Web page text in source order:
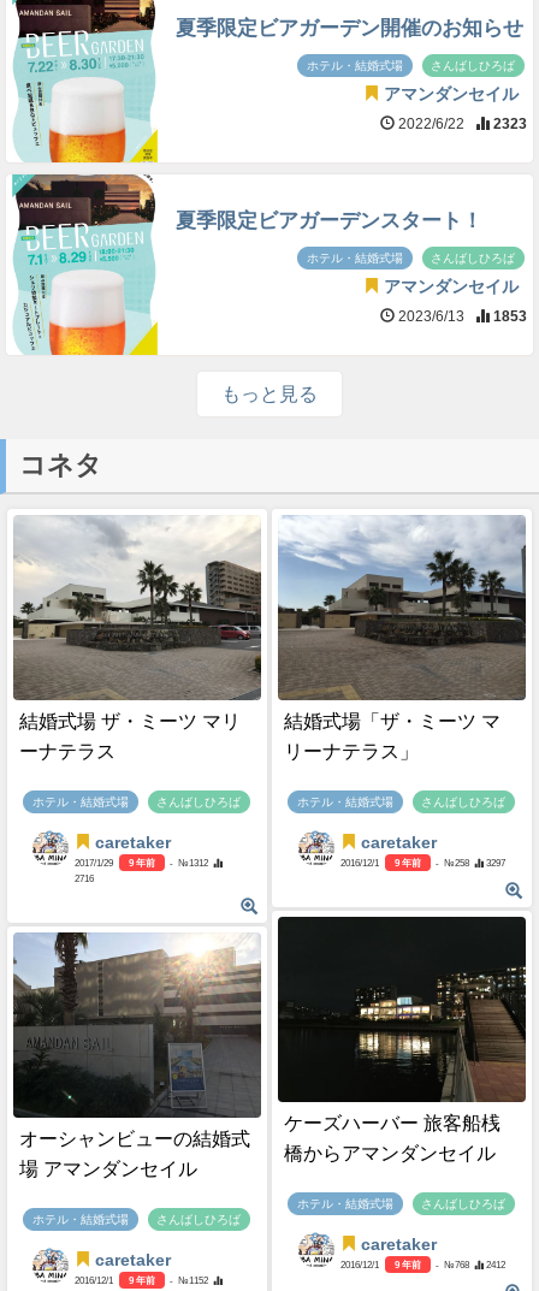
夏季限定ビアガーデン開催のお知らせ
ホテル・結婚式場 さんばしひろば
アマンダンセイル
2022/6/22 2323
夏季限定ビアガーデンスタート！
ホテル・結婚式場 さんばしひろば
アマンダンセイル
2023/6/13 1853
もっと見る
コネタ
結婚式場 ザ・ミーツ マリ
ーナテラス
ホテル・結婚式場 さんばしひろば
caretaker
2017/1/29 9 年前
- №1312
2716
結婚式場「ザ・ミーツ マ
リーナテラス」
ホテル・結婚式場 さんばしひろば
caretaker
2016/12/1 9 年前 - №258 3297
ケーズハーバー 旅客船桟
橋からアマンダンセイル
ホテル・結婚式場 さんばしひろば
caretaker
2016/12/1 9 年前 - №768 2412
オーシャンビューの結婚式
場 アマンダンセイル
ホテル・結婚式場 さんばしひろば
caretaker
2016/12/1 9 年前
- №1152